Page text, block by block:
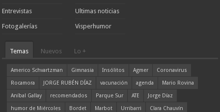
Entrevistas
Fotogalerías
Ultimas noticias
Visperhumor
Temas Nuevos Lo +
Americo Schvartzman Gimnasia Insólitos Agmer
Coronavirus
Rocamora
JORGE RUBÉN DÍAZ vacunación agenda
Mario Rovina
Aníbal Gallay
recomendados Parque Sur ATE
Jorge Díaz
humor de Miércoles
Bordet Marbot Urribarri
Clara Chauvín